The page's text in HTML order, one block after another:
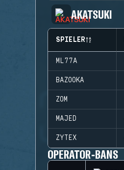
AKATSUKI
SPIELER
ML77A
BAZOOKA
ZOM
MAJED
ZYTEX
OPERATOR-BANS